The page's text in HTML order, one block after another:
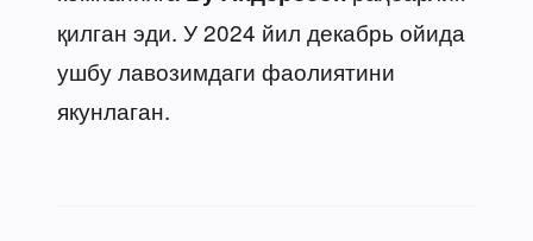
қилган эди. У 2024 йил декабрь ойида
ушбу лавозимдаги фаолиятини
якунлаган.